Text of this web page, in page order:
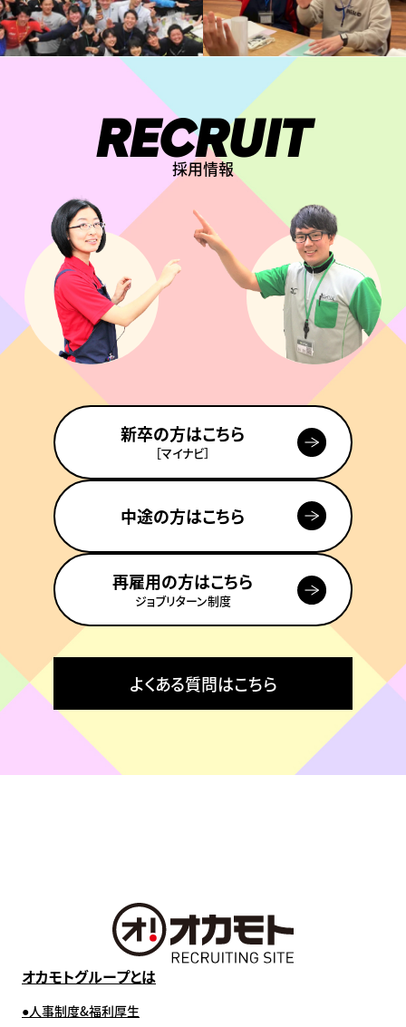
RECRUIT
採用情報
新卒の方はこちら
［マイナビ］
中途の方はこちら
再雇用の方はこちら
ジョブリターン制度
よくある質問はこちら
オカモトグループとは
人事制度&福利厚生